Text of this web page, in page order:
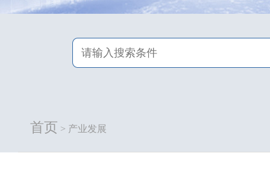
首页 > 产业发展